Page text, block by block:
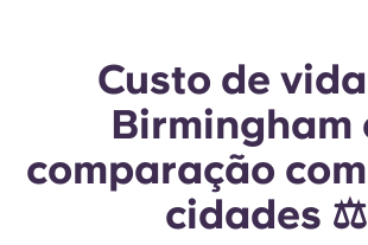
Custo de
Birmingham
comparação
cidades ⚖️